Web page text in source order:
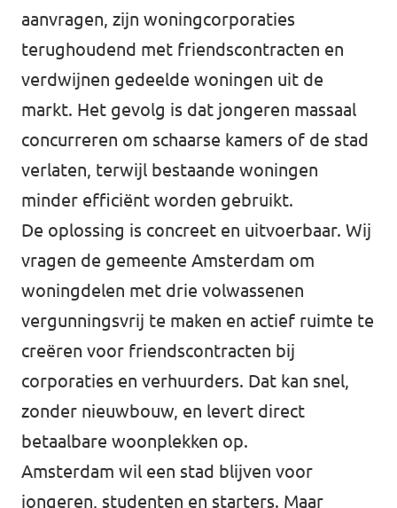
aanvragen, zijn woningcorporaties
terughoudend met friendscontracten en
verdwijnen gedeelde woningen uit de
markt. Het gevolg is dat jongeren massaal
concurreren om schaarse kamers of de stad
verlaten, terwijl bestaande woningen
minder efficiënt worden gebruikt.
De oplossing is concreet en uitvoerbaar. Wij
vragen de gemeente Amsterdam om
woningdelen met drie volwassenen
vergunningsvrij te maken en actief ruimte te
creëren voor friendscontracten bij
corporaties en verhuurders. Dat kan snel,
zonder nieuwbouw, en levert direct
betaalbare woonplekken op.
Amsterdam wil een stad blijven voor
jongeren, studenten en starters. Maar